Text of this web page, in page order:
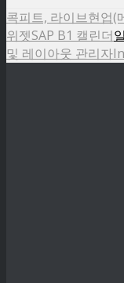
콕피트, 라이브현업(
위젯SAP B1 캘린더
및 레이아웃 관리자